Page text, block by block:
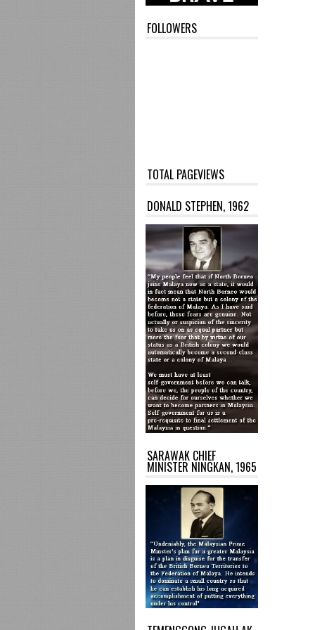
FOLLOWERS
TOTAL PAGEVIEWS
DONALD STEPHEN, 1962
SARAWAK CHIEF
MINISTER NINGKAN, 1965